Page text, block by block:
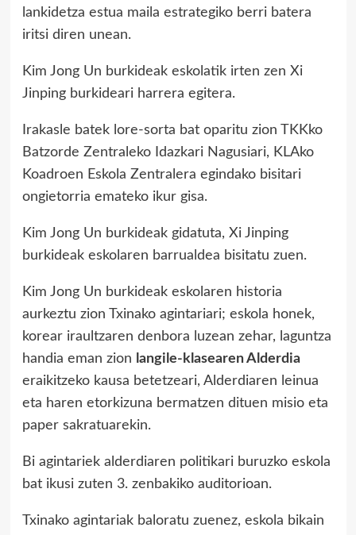
lankidetza estua maila estrategiko berri batera
iritsi diren unean.
Kim Jong Un burkideak eskolatik irten zen Xi
Jinping burkideari harrera egitera.
Irakasle batek lore-sorta bat oparitu zion TKKko
Batzorde Zentraleko Idazkari Nagusiari, KLAko
Koadroen Eskola Zentralera egindako bisitari
ongietorria emateko ikur gisa.
Kim Jong Un burkideak gidatuta, Xi Jinping
burkideak eskolaren barrualdea bisitatu zuen.
Kim Jong Un burkideak eskolaren historia
aurkeztu zion Txinako agintariari; eskola honek,
korear iraultzaren denbora luzean zehar, laguntza
handia eman zion langile-klasearen Alderdia
eraikitzeko kausa betetzeari, Alderdiaren leinua
eta haren etorkizuna bermatzen dituen misio eta
paper sakratuarekin.
Bi agintariek alderdiaren politikari buruzko eskola
bat ikusi zuten 3. zenbakiko auditorioan.
Txinako agintariak baloratu zuenez, eskola bikain